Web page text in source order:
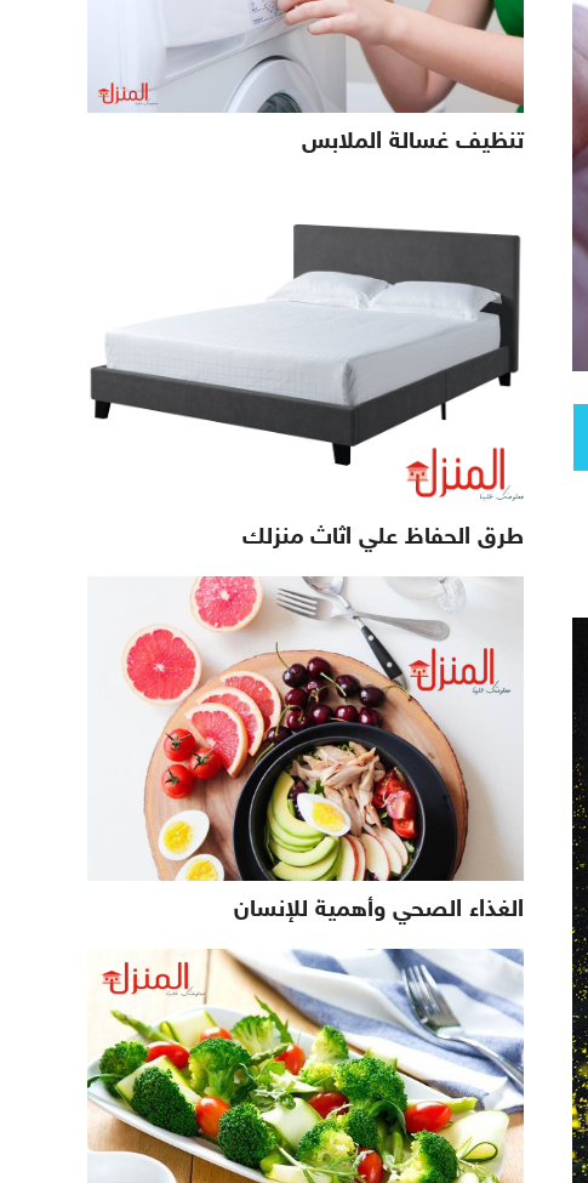
تنظيف غسالة الملابس
طرق الحفاظ علي اثاث منزلك
الغذاء الصحي وأهمية للإنسان